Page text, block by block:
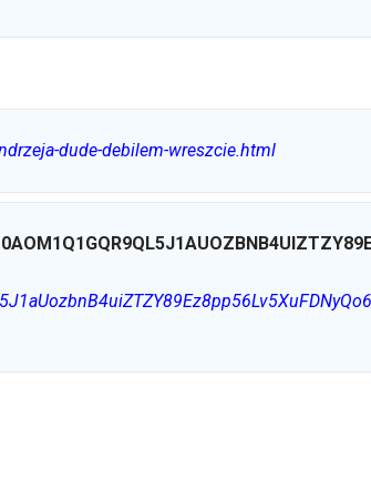
dude-debilem-wreszcie.html